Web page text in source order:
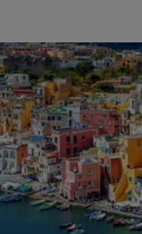
Santi
Devozione
e
fede
Parola
del
giorno
Santo